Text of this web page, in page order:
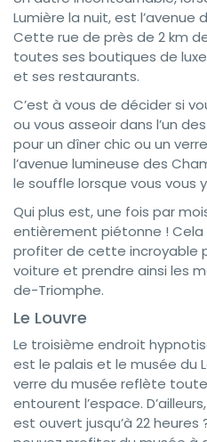
Lumière la nuit, est l’avenue
Cette rue de près de 2 km
toutes ses boutiques de
et ses restaurants.
C’est à vous de décider si
ou vous asseoir dans l’un
pour un dîner chic ou un
l’avenue lumineuse des
le souffle lorsque vous vous
Qui plus est, une fois par
entièrement piétonne ! Cela
profiter de cette incroyable
voiture et prendre ainsi les
de-Triomphe.
Le Louvre
Le troisième endroit
est le palais et le musée du
verre du musée reflète
entourent l’espace.
est ouvert jusqu’à 22 heures